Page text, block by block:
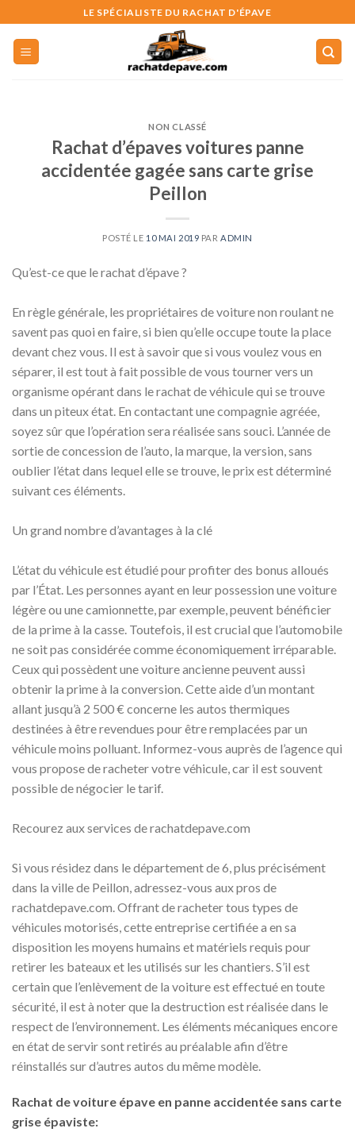
to
content
LE SPÉCIALISTE DU RACHAT D'ÉPAVE
NON CLASSÉ
Rachat d’épaves voitures panne
accidentée gagée sans carte grise
Peillon
POSTÉ LE 10 MAI 2019 PAR ADMIN
Qu’est-ce que le rachat d’épave ?
En règle générale, les propriétaires de voiture non roulant ne
savent pas quoi en faire, si bien qu’elle occupe toute la place
devant chez vous. Il est à savoir que si vous voulez vous en
séparer, il est tout à fait possible de vous tourner vers un
organisme opérant dans le rachat de véhicule qui se trouve
dans un piteux état. En contactant une compagnie agréée,
soyez sûr que l’opération sera réalisée sans souci. L’année de
sortie de concession de l’auto, la marque, la version, sans
oublier l’état dans lequel elle se trouve, le prix est déterminé
suivant ces éléments.
Un grand nombre d’avantages à la clé
L’état du véhicule est étudié pour profiter des bonus alloués
par l’État. Les personnes ayant en leur possession une voiture
légère ou une camionnette, par exemple, peuvent bénéficier
de la prime à la casse. Toutefois, il est crucial que l’automobile
ne soit pas considérée comme économiquement irréparable.
Ceux qui possèdent une voiture ancienne peuvent aussi
obtenir la prime à la conversion. Cette aide d’un montant
allant jusqu’à 2 500 € concerne les autos thermiques
destinées à être revendues pour être remplacées par un
véhicule moins polluant. Informez-vous auprès de l’agence qui
vous propose de racheter votre véhicule, car il est souvent
possible de négocier le tarif.
Recourez aux services de rachatdepave.com
Si vous résidez dans le département de 6, plus précisément
dans la ville de Peillon, adressez-vous aux pros de
rachatdepave.com. Offrant de racheter tous types de
véhicules motorisés, cette entreprise certifiée a en sa
disposition les moyens humains et matériels requis pour
retirer les bateaux et les utilisés sur les chantiers. S’il est
certain que l’enlèvement de la voiture est effectué en toute
sécurité, il est à noter que la destruction est réalisée dans le
respect de l’environnement. Les éléments mécaniques encore
en état de servir sont retirés au préalable afin d’être
réinstallés sur d’autres autos du même modèle.
Rachat de voiture épave en panne accidentée sans carte
grise épaviste: